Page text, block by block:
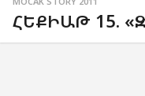
ՀԵՔԻԱԹ 15.